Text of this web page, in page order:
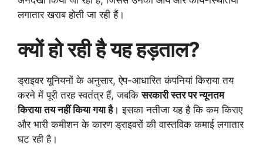
लगातार खराब होती जा रही हैं।
क्यों हो रही है यह हड़ताल?
ड्राइवर यूनियनों के अनुसार, ऐप-आधारित कंपनियां किराया तय
करने में पूरी तरह स्वतंत्र हैं, जबकिसरकारी स्तर पर न्यूनतम
किराया तय नहीं किया गया है। इसका नतीजा यह है कि कम किराए
और भारी कमीशन के कारण ड्राइवरों की वास्तविक कमाई लगातार
घट रही है।